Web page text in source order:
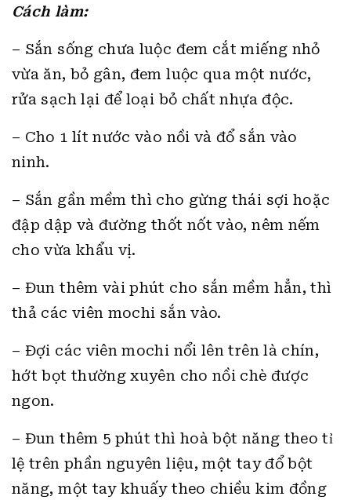
Cách làm:
– Sắn sống chưa luộc đem cắt miếng nhỏ
vừa ăn, bỏ gân, đem luộc qua một nước,
rửa sạch lại để loại bỏ chất nhựa độc.
– Cho 1 lít nước vào nồi và đổ sắn vào
ninh.
– Sắn gần mềm thì cho gừng thái sợi hoặc
đập dập và đường thốt nốt vào, nêm nếm
cho vừa khẩu vị.
– Đun thêm vài phút cho sắn mềm hẳn, thì
thả các viên mochi sắn vào.
– Đợi các viên mochi nổi lên trên là chín,
hớt bọt thường xuyên cho nồi chè được
ngon.
– Đun thêm 5 phút thì hoà bột năng theo tỉ
lệ trên phần nguyên liệu, một tay đổ bột
năng, một tay khuấy theo chiều kim đồng